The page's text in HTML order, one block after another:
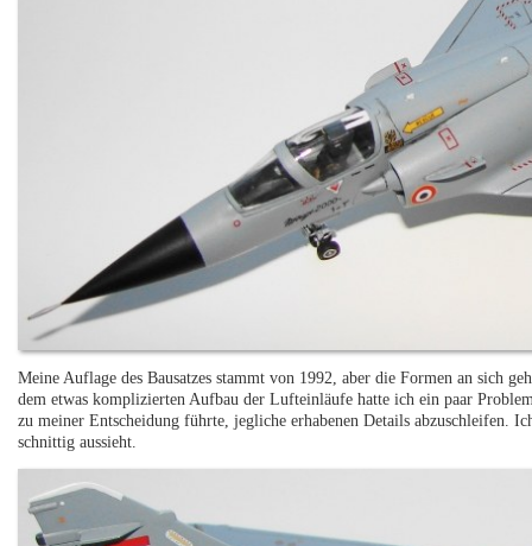
Meine Auflage des Bausatzes stammt von 1992, aber die Formen an sich
dem etwas komplizierten Aufbau der Lufteinläufe hatte ich ein paar
zu meiner Entscheidung führte, jegliche erhabenen Details abzuschleifen.
schnittig aussieht.